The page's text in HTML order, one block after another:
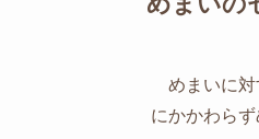
めまいに対
にかかわら